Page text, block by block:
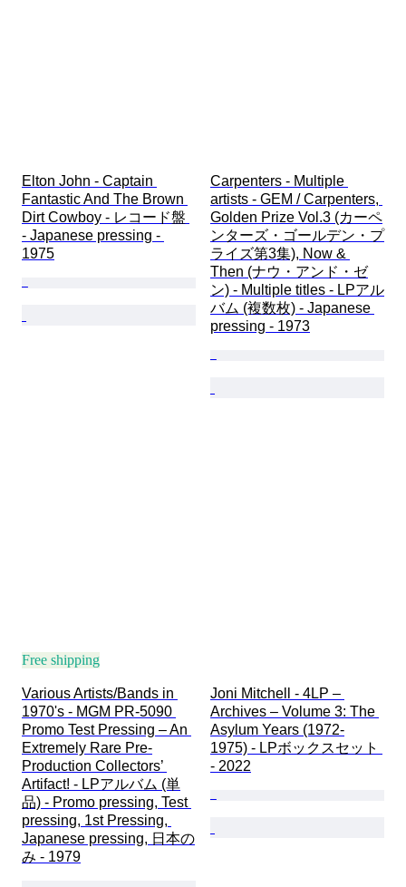
Elton John - Captain
Fantastic And The Brown
Dirt Cowboy - レコード盤
- Japanese pressing -
1975
Carpenters - Multiple
artists - GEM / Carpenters,
Golden Prize Vol.3 (カーペ
ンターズ・ゴールデン・プ
ライズ第3集), Now &
Then (ナウ・アンド・ゼ
ン) - Multiple titles - LPアル
バム (複数枚) - Japanese
pressing - 1973
Free shipping
Various Artists/Bands in
1970's - MGM PR-5090
Promo Test Pressing – An
Extremely Rare Pre-
Production Collectors’
Artifact! - LPアルバム (単
品) - Promo pressing, Test
pressing, 1st Pressing,
Japanese pressing, 日本の
み - 1979
Joni Mitchell - 4LP –
Archives – Volume 3: The
Asylum Years (1972-
1975) - LPボックスセット
- 2022